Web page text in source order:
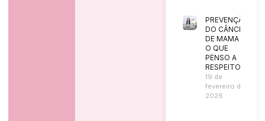
PREVENÇÃO
DO CÂNCER
DE MAMA |
O QUE
PENSO A
RESPEITO?
19 de
fevereiro de
2026